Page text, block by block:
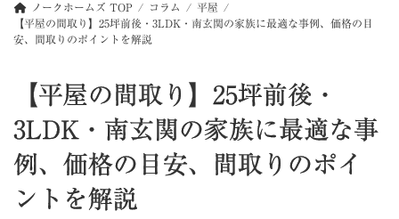
ノークホームズ TOP コラム
平屋
【平屋の間取り】25坪前後・3LDK・南玄関の家族に最適な事例、価格の目
安、間取りのポイントを解説
【平屋の間取り】25坪前後・
3LDK・南玄関の家族に最適な事
例、価格の目安、間取りのポイ
ントを解説